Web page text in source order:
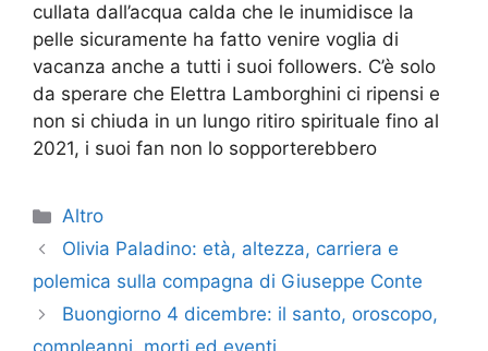
cullata dall’acqua calda che le inumidisce la
pelle sicuramente ha fatto venire voglia di
vacanza anche a tutti i suoi followers. C’è solo
da sperare che Elettra Lamborghini ci ripensi e
non si chiuda in un lungo ritiro spirituale fino al
2021, i suoi fan non lo sopporterebbero
Categorie
Altro
Olivia Paladino: età, altezza, carriera e
polemica sulla compagna di Giuseppe Conte
Buongiorno 4 dicembre: il santo, oroscopo,